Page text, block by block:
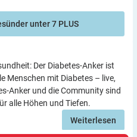
unter 7 PLUS
Der Diabetes-Anker ist
Menschen mit Diabetes – live,
Anker und die Community sind
alle Höhen und Tiefen.
Weiterlesen